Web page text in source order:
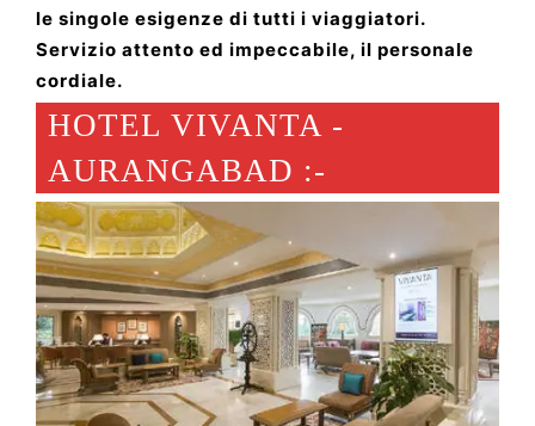
le singole esigenze di tutti i viaggiatori.
Servizio attento ed impeccabile, il personale
cordiale.
HOTEL VIVANTA -
AURANGABAD :-